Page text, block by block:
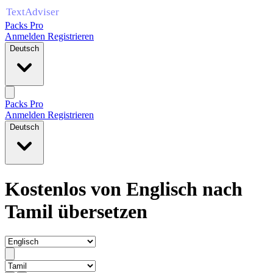
Packs Pro
Anmelden Registrieren
Deutsch
Packs Pro
Anmelden Registrieren
Deutsch
Kostenlos von Englisch nach
Tamil übersetzen